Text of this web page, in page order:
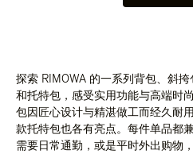
探索 RIMOWA 的一系列背包、斜
和托特包，感受实用功能与高端时
包因匠心设计与精湛做工而经久耐
款托特包也各有亮点。每件单品都
需要日常通勤，或是平时外出购物